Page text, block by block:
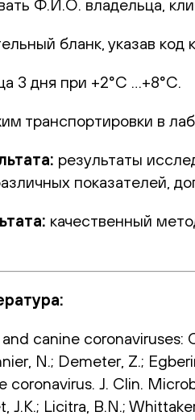
Ф.И.О. владельца,
бланк, указав код
3 дня при +2°С …+8°С.
транспортировки в
результаты
показателей,
качественный
canine coronaviruses:
N.; Demeter, Z.;
J. Clin.
J.K.; Licitra, B.N.;